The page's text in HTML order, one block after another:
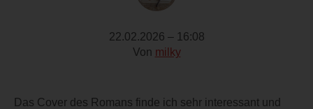
22.02.2026 – 16:08
Von milky
Das Cover des Romans finde ich sehr interessant und